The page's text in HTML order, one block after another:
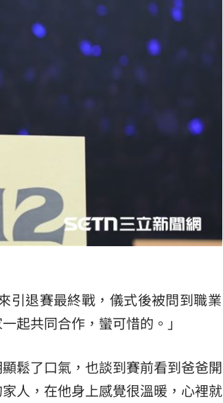
引退賽最終戰，儀式後被問到職業
起共同合作，蠻可惜的。」
鬆了口氣，也談到賽前看到爸爸開
人，在他身上感覺很溫暖，心裡就